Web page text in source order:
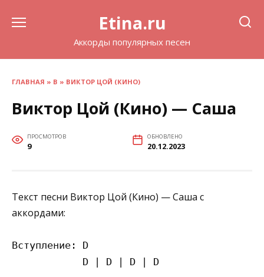
Etina.ru
Аккорды популярных песен
ГЛАВНАЯ » В » ВИКТОР ЦОЙ (КИНО)
Виктор Цой (Кино) — Саша
ПРОСМОТРОВ
9
ОБНОВЛЕНО
20.12.2023
Текст песни Виктор Цой (Кино) — Саша с
аккордами:
Вступление: D
            D | D | D | D